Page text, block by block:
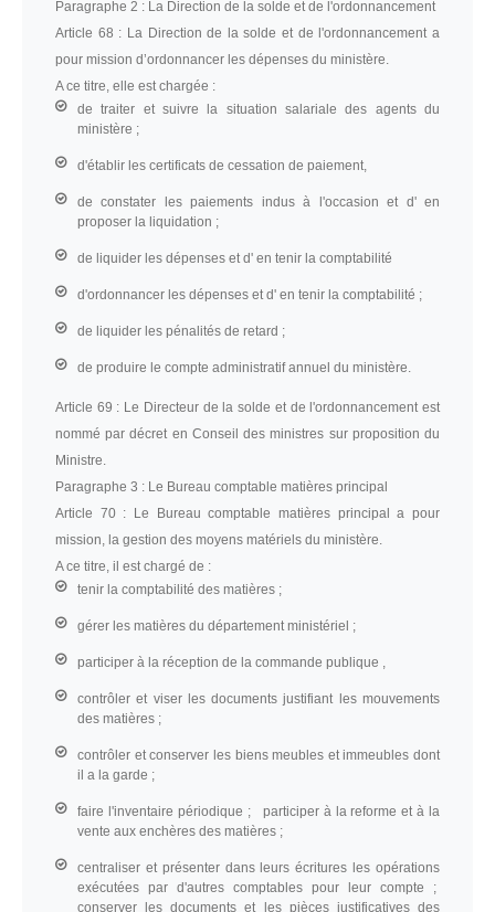
Paragraphe 2 : La Direction de la solde et de l'ordonnancement
Article 68 : La Direction de la solde et de l'ordonnancement a
pour mission d’ordonnancer les dépenses du ministère.
A ce titre, elle est chargée :
de traiter et suivre la situation salariale des agents du
ministère ;
d'établir les certificats de cessation de paiement,
de constater les paiements indus à l'occasion et d' en
proposer la liquidation ;
de liquider les dépenses et d' en tenir la comptabilité
d'ordonnancer les dépenses et d' en tenir la comptabilité ;
de liquider les pénalités de retard ;
de produire le compte administratif annuel du ministère.
Article 69 : Le Directeur de la solde et de l'ordonnancement est
nommé par décret en Conseil des ministres sur proposition du
Ministre.
Paragraphe 3 : Le Bureau comptable matières principal
Article 70 : Le Bureau comptable matières principal a pour
mission, la gestion des moyens matériels du ministère.
A ce titre, il est chargé de :
tenir la comptabilité des matières ;
gérer les matières du département ministériel ;
participer à la réception de la commande publique ,
contrôler et viser les documents justifiant les mouvements
des matières ;
contrôler et conserver les biens meubles et immeubles dont
il a la garde ;
faire l'inventaire périodique ; participer à la reforme et à la
vente aux enchères des matières ;
centraliser et présenter dans leurs écritures les opérations
exécutées par d'autres comptables pour leur compte ;
conserver les documents et les pièces justificatives des